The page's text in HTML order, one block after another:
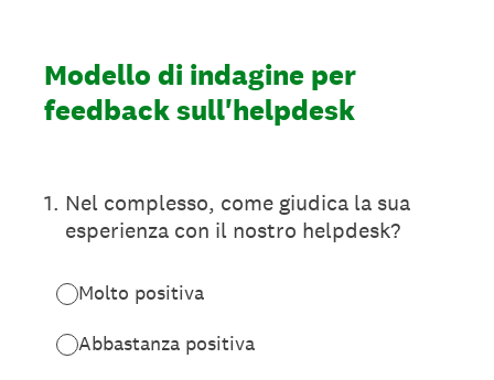
Modello di indagine per
feedback sull'helpdesk
1. Nel complesso, come giudica la sua
esperienza con il nostro helpdesk?
Molto positiva
Abbastanza positiva